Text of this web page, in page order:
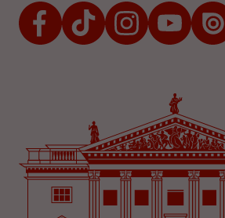
FacebookTikTokInstagramYoutubeIssuu